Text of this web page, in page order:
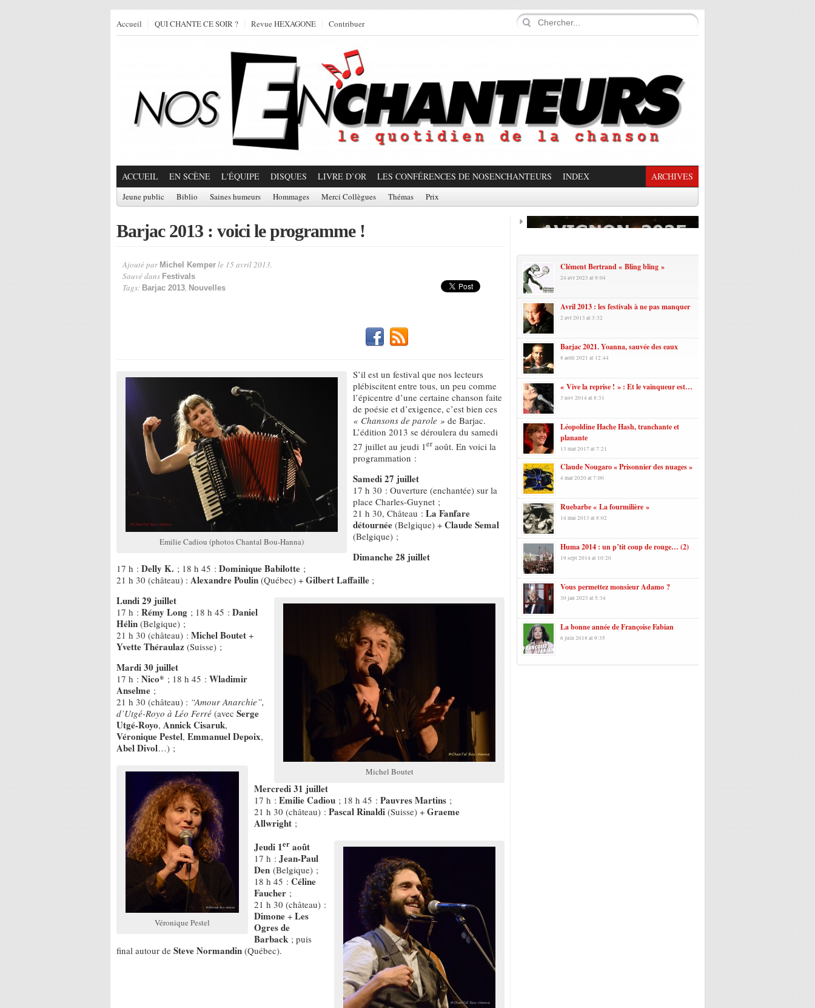
Accueil QUI CHANTE CE SOIR ? Revue HEXAGONE Contribuer
ACCUEIL EN SCÈNE L'ÉQUIPE DISQUES LIVRE D’OR LES CONFÉRENCES DE NOSENCHANTEURS INDEX ARCHIVES
Jeune public Biblio Saines humeurs Hommages Merci Collègues Thémas Prix
Barjac 2013 : voici le programme !
Ajouté par Michel Kemper le 15 avril 2013.
Sauvé dans Festivals
Tags: Barjac 2013, Nouvelles
Emilie Cadiou (photos Chantal Bou-Hanna)
S’il est un festival que nos lecteurs
plébiscitent entre tous, un peu comme
l’épicentre d’une certaine chanson faite
de poésie et d’exigence, c’est bien ces
« Chansons de parole » de Barjac.
L’édition 2013 se déroulera du samedi
27 juillet au jeudi 1er août. En voici la
programmation :
Samedi 27 juillet
17 h 30 : Ouverture (enchantée) sur la
place Charles-Guynet ;
21 h 30, Château : La Fanfare
détournée (Belgique) + Claude Semal
(Belgique) ;
Dimanche 28 juillet
17 h : Delly K. ; 18 h 45 : Dominique Babilotte ;
21 h 30 (château) : Alexandre Poulin (Québec) + Gilbert Laffaille ;
Michel Boutet
Lundi 29 juillet
17 h : Rémy Long ; 18 h 45 : Daniel
Hélin (Belgique) ;
21 h 30 (château) : Michel Boutet +
Yvette Théraulaz (Suisse) ;
Mardi 30 juillet
17 h : Nico* ; 18 h 45 : Wladimir
Anselme ;
21 h 30 (château) : “Amour Anarchie”,
d’Utgé-Royo à Léo Ferré (avec Serge
Utgé-Royo, Annick Cisaruk,
Véronique Pestel, Emmanuel Depoix,
Abel Divol…) ;
Véronique Pestel
Mercredi 31 juillet
17 h : Emilie Cadiou ; 18 h 45 : Pauvres Martins ;
21 h 30 (château) : Pascal Rinaldi (Suisse) + Graeme
Allwright ;
Jeudi 1er août
17 h : Jean-Paul
Den (Belgique) ;
18 h 45 : Céline
Faucher ;
21 h 30 (château) :
Dimone + Les
Ogres de
Barback ; puis
final autour de Steve Normandin (Québec).
Clément Bertrand « Bling bling »
24 avr 2023 at 9:04
Avril 2013 : les festivals à ne pas manquer
2 avr 2013 at 3:32
Barjac 2021. Yoanna, sauvée des eaux
8 août 2021 at 12:44
« Vive la reprise ! » : Et le vainqueur est…
3 nov 2014 at 8:31
Léopoldine Hache Hash, tranchante et
planante
13 mar 2017 at 7:21
Claude Nougaro « Prisonnier des nuages »
4 mar 2020 at 7:00
Ruebarbe « La fourmilière »
14 mai 2013 at 8:02
Huma 2014 : un p’tit coup de rouge… (2)
19 sept 2014 at 10:20
Vous permettez monsieur Adamo ?
30 jan 2023 at 5:34
La bonne année de Françoise Fabian
6 juin 2018 at 9:35